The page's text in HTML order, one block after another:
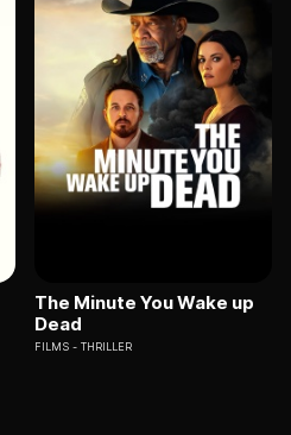
The Minute You Wake up
Dead
FILMS THRILLER